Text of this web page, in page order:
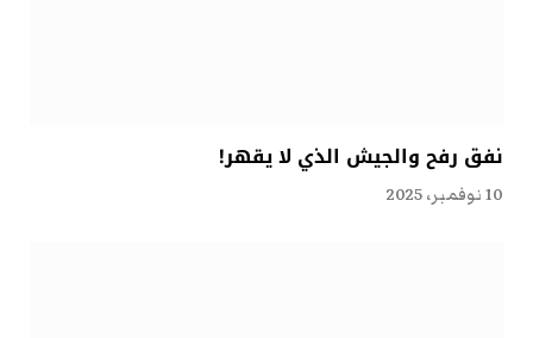
نفق رفح والجيش الذي لا يقهر!
10 نوفمبر، 2025